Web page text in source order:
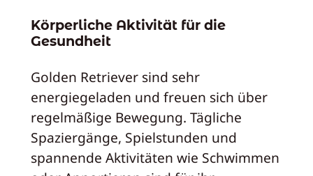
Körperliche Aktivität für die
Gesundheit
Golden Retriever sind sehr
energiegeladen und freuen sich über
regelmäßige Bewegung. Tägliche
Spaziergänge, Spielstunden und
spannende Aktivitäten wie Schwimmen